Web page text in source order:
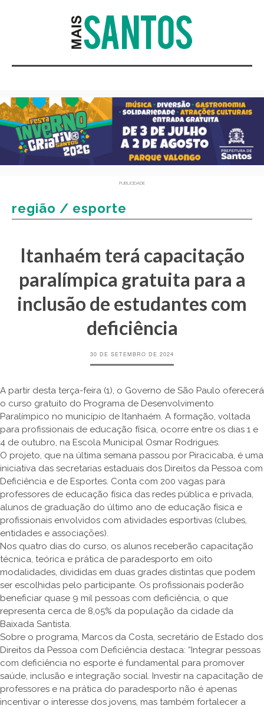
PUBLICIDADE
região / esporte
Itanhaém terá capacitação
paralímpica gratuita para a
inclusão de estudantes com
deficiência
30 DE SETEMBRO DE 2024
A partir desta terça-feira (1), o Governo de São Paulo oferecerá
o curso gratuito do Programa de Desenvolvimento
Paralímpico no município de Itanhaém. A formação, voltada
para profissionais de educação física, ocorre entre os dias 1 e
4 de outubro, na Escola Municipal Osmar Rodrigues.
O projeto, que na última semana passou por Piracicaba, é uma
iniciativa das secretarias estaduais dos Direitos da Pessoa com
Deficiência e de Esportes. Conta com 200 vagas para
professores de educação física das redes pública e privada,
alunos de graduação do último ano de educação física e
profissionais envolvidos com atividades esportivas (clubes,
entidades e associações).
Nos quatro dias do curso, os alunos receberão capacitação
técnica, teórica e prática de paradesporto em oito
modalidades, divididas em duas grades distintas que podem
ser escolhidas pelo participante. Os profissionais poderão
beneficiar quase 9 mil pessoas com deficiência, o que
representa cerca de 8,05% da população da cidade da
Baixada Santista.
Sobre o programa, Marcos da Costa, secretário de Estado dos
Direitos da Pessoa com Deficiência destaca: “Integrar pessoas
com deficiência no esporte é fundamental para promover
saúde, inclusão e integração social. Investir na capacitação de
professores e na prática do paradesporto não é apenas
incentivar o interesse dos jovens, mas também fortalecer a